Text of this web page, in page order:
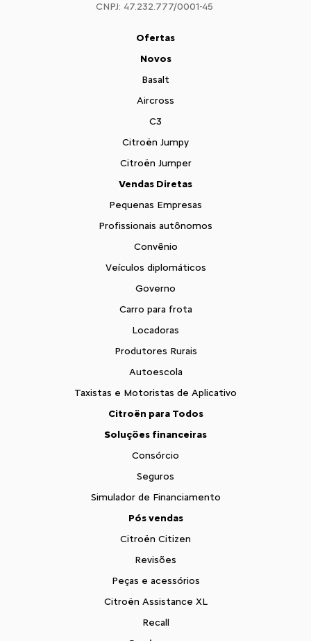
CNPJ: 47.232.777/0001-45
Ofertas
Novos
Basalt
Aircross
C3
Citroën Jumpy
Citroën Jumper
Vendas Diretas
Pequenas Empresas
Profissionais autônomos
Convênio
Veículos diplomáticos
Governo
Carro para frota
Locadoras
Produtores Rurais
Autoescola
Taxistas e Motoristas de Aplicativo
Citroën para Todos
Soluções financeiras
Consórcio
Seguros
Simulador de Financiamento
Pós vendas
Citroën Citizen
Revisões
Peças e acessórios
Citroën Assistance XL
Recall